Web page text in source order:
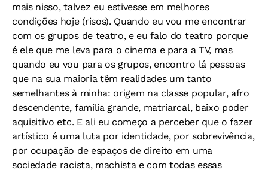
mais nisso, talvez eu estivesse em melhores
condições hoje (risos). Quando eu vou me encontrar
com os grupos de teatro, e eu falo do teatro porque
é ele que me leva para o cinema e para a TV, mas
quando eu vou para os grupos, encontro lá pessoas
que na sua maioria têm realidades um tanto
semelhantes à minha: origem na classe popular, afro
descendente, família grande, matriarcal, baixo poder
aquisitivo etc. E ali eu começo a perceber que o fazer
artístico é uma luta por identidade, por sobrevivência,
por ocupação de espaços de direito em uma
sociedade racista, machista e com todas essas